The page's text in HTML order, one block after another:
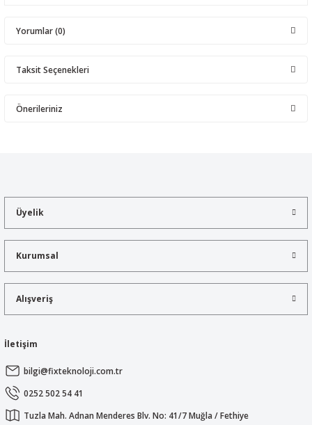
Yorumlar (0)
Taksit Seçenekleri
Önerileriniz
Ürün açıklamasında eksik bilgiler bulunuyor.
Ürün bilgilerinde hatalar bulunuyor.
Bu ürüne benzer farklı alternatifler olmalı.
Üyelik
Kurumsal
Alışveriş
İletişim
bilgi@fixteknoloji.com.tr
0252 502 54 41
Tuzla Mah. Adnan Menderes Blv. No: 41/7 Muğla / Fethiye